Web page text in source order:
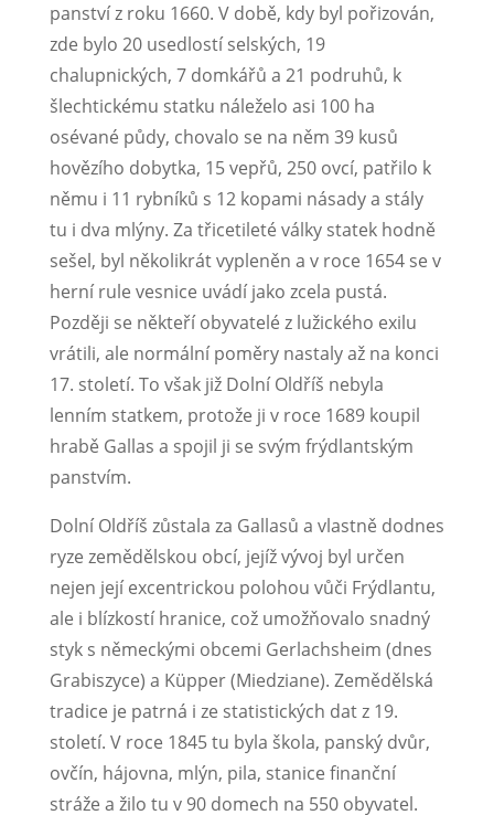
panství z roku 1660. V době, kdy byl pořizován,
zde by­lo 20 usedlostí selských, 19
chalupnických, 7 domkářů a 21 podruhů, k
šlechtickému statku náleželo asi 100 ha
osévané půdy, chovalo se na něm 39 kusů
hovězího dobytka, 15 vepřů, 250 ovcí, patřilo k
němu i 11 rybníků s 12 kopami násady a stály
tu i dva mlýny. Za třicetileté války statek hodně
sešel, byl několikrát vypleněn a v roce 1654 se v
herní rule vesnice uvádí jako zcela pustá.
Později se někteří obyvatelé z lužického exilu
vrátili, ale normální poměry nastaly až na konci
17. století. To však již Dolní Oldříš nebyla
lenním statkem, protože ji v roce 1689 koupil
hrabě Gallas a spojil ji se svým frýdlant­ským
panstvím.
Dolní Oldříš zůstala za Gallasů a vlastně dodnes
ryze zemědělskou obcí, jejíž vývoj byl určen
nejen její excentrickou polohou vůči Frýdlantu,
ale i blízkostí hranice, což umož­ňovalo snadný
styk s německými obcemi Gerlachsheim (dnes
Grabiszyce) a Küpper (Miedziane). Zemědělská
tradice je patrná i ze statistických dat z 19.
století. V roce 1845 tu byla škola, panský dvůr,
ovčín, hájovna, mlýn, pila, stanice finanční
stráže a ži­lo tu v 90 domech na 550 obyvatel.